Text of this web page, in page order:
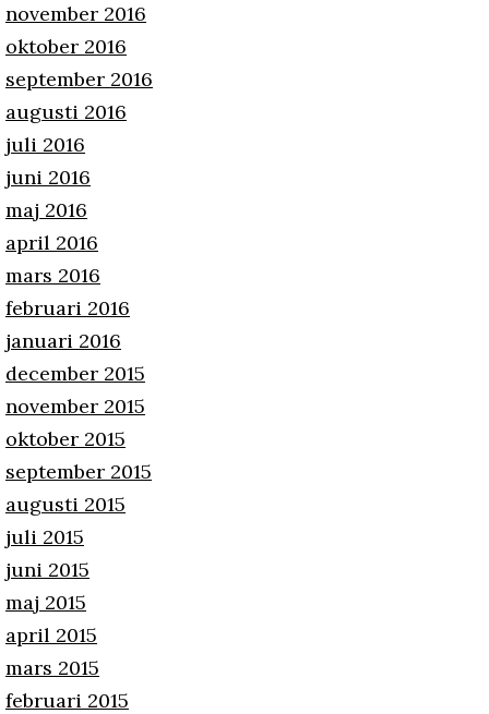
november 2016
oktober 2016
september 2016
augusti 2016
juli 2016
juni 2016
maj 2016
april 2016
mars 2016
februari 2016
januari 2016
december 2015
november 2015
oktober 2015
september 2015
augusti 2015
juli 2015
juni 2015
maj 2015
april 2015
mars 2015
februari 2015